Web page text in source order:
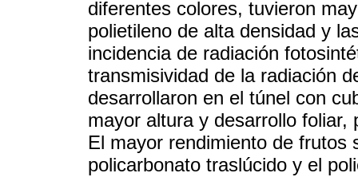
diferentes colores, tuvieron
polietileno de alta densidad y
incidencia de radiación
transmisividad de la radiación
desarrollaron en el túnel con
mayor altura y desarrollo
El mayor rendimiento de frutos
policarbonato traslúcido y el